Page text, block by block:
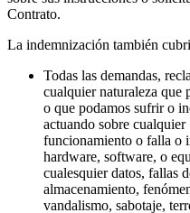
Contrato.
La indemnización también
Todas las demandas,
cualquier naturaleza que
o que podamos sufrir o
actuando sobre
funcionamiento o falla o
hardware, software, o
cualesquier datos, fallas
almacenamiento,
vandalismo, sabotaje,